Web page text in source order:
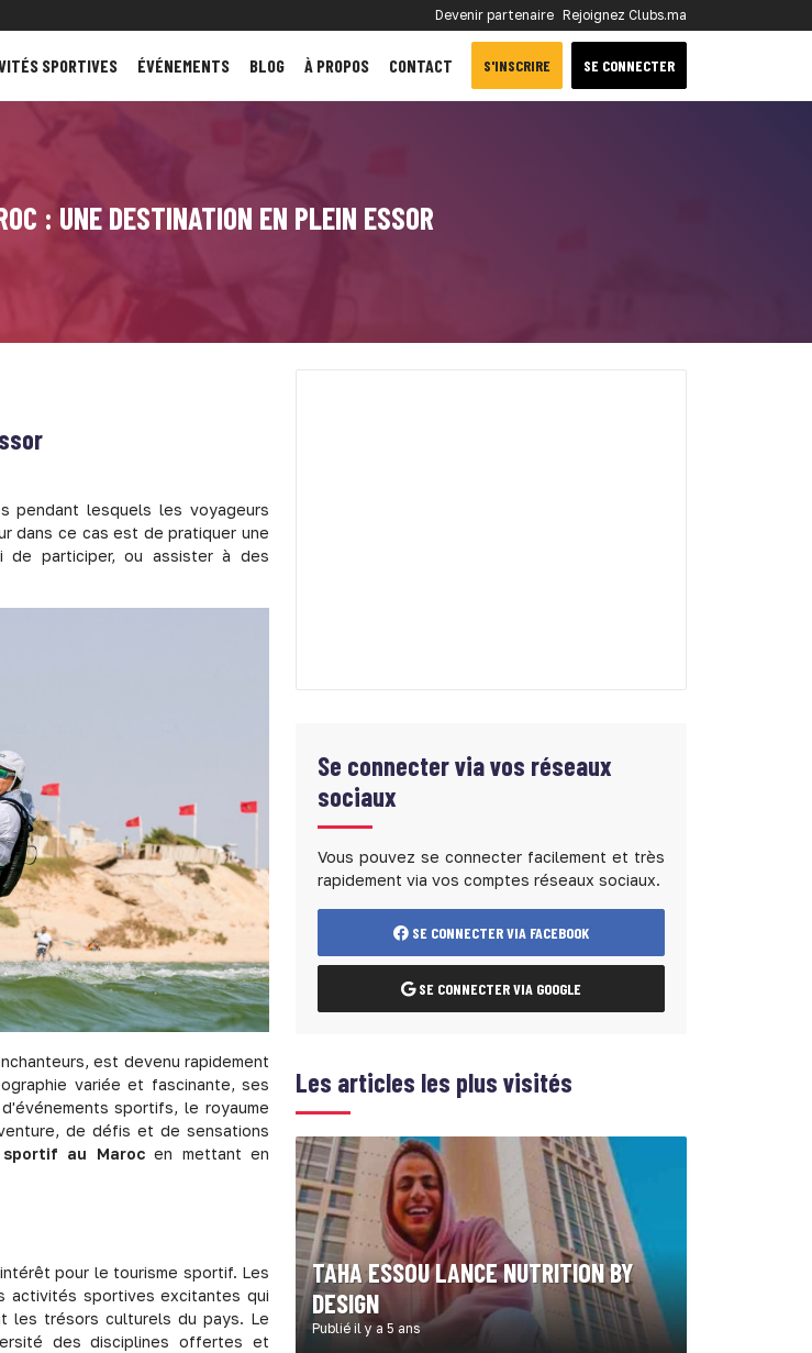
Devenir partenaire Rejoignez Clubs.ma
SPORTIVES ÉVÉNEMENTS BLOG À PROPOS CONTACT S'INSCRIRE SE CONNECTER
: UNE DESTINATION EN PLEIN ESSOR
pendant lesquels les voyageurs
dans ce cas est de pratiquer une
de participer, ou assister à des
est devenu rapidement
variée et fascinante, ses
sportifs, le royaume
de défis et de sensations
au Marocen mettant en
pour le tourisme sportif. Les
activités sportives excitantes qui
les trésors culturels du pays. Le
des disciplines offertes et
Se connecter via vos réseaux
sociaux
Vous pouvez se connecter facilement et très
rapidement via vos comptes réseaux sociaux.
SE CONNECTER VIA FACEBOOK
SE CONNECTER VIA GOOGLE
Les articles les plus visités
TAHA ESSOU LANCE NUTRITION BY
DESIGN
Publié il y a 5 ans